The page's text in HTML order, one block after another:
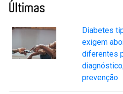
Últimas
Diabetes
exigem
diferentes
prevenção